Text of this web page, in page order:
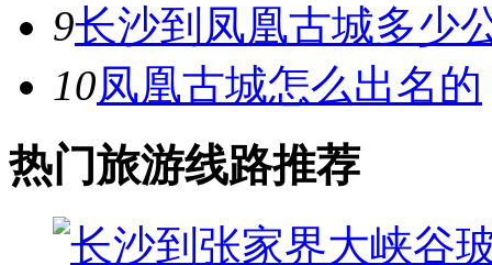
9长沙到凤凰古城多少
10凤凰古城怎么出名的
热门旅游线路推荐